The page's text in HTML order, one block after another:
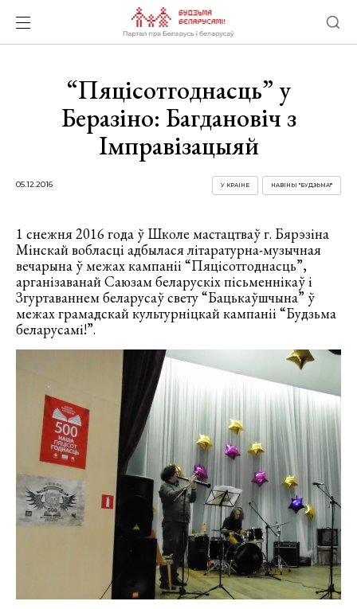
“Пяцісотгоднасць” у
Беразіно: Багдановіч з
Імправізацыяй
05.12.2016 НАВІНЫ "БУДЗЬМА!"
У КРАІНЕ
1 снежня 2016 года ў Школе мастацтваў г. Бярэзіна
Мінскай вобласці адбылася літаратурна-музычная
вечарына ў межах кампаніі “Пяцісотгоднасць”,
арганізаванай Саюзам беларускіх пісьменнікаў і
Згуртаваннем беларусаў свету “Бацькаўшчына” ў
межах грамадскай культурніцкай кампаніі “Будзьма
беларусамі!”.